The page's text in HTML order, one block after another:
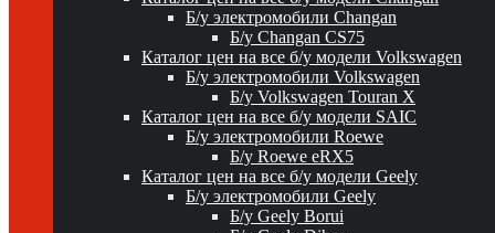
Б/у электромобили Changan
Б/у Changan CS75
Каталог цен на все б/у модели Volkswagen
Б/у электромобили Volkswagen
Б/у Volkswagen Touran X
Каталог цен на все б/у модели SAIC
Б/у электромобили Roewe
Б/у Roewe eRX5
Каталог цен на все б/у модели Geely
Б/у электромобили Geely
Б/у Geely Borui